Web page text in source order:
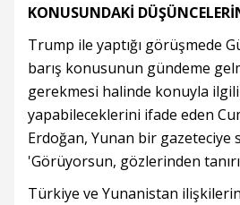
KONUSUNDAKİ
Trump ile yaptığı görüşmede
barış konusunun gündeme
gerekmesi halinde konuyla
yapabileceklerini ifade eden
Erdoğan, Yunan bir gazeteciye
'Görüyorsun, gözlerinden
Türkiye ve Yunanistan